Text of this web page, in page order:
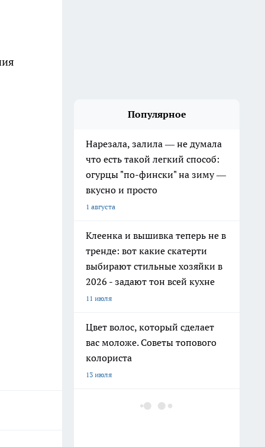
Популярное
Нарезала, залила — не думала
что есть такой легкий способ:
огурцы "по-фински" на зиму —
вкусно и просто
1 августа
Клеенка и вышивка теперь не в
тренде: вот какие скатерти
выбирают стильные хозяйки в
2026 - задают тон всей кухне
11 июля
Цвет волос, который сделает
вас моложе. Советы топового
колориста
13 июля
Добавляю 2 капли в шампунь и